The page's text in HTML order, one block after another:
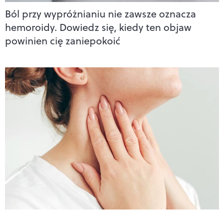
Ból przy wypróżnianiu nie zawsze oznacza
hemoroidy. Dowiedz się, kiedy ten objaw
powinien cię zaniepokoić